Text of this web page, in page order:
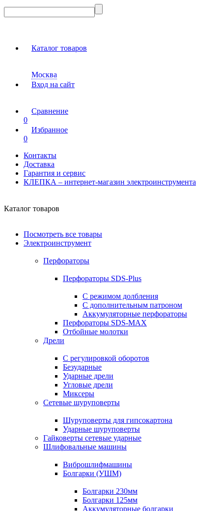
Каталог товаров
Москва
Вход на сайт
Сравнение
0
Избранное
0
Контакты
Доставка
Гарантия и сервис
КЛЕПКА – интернет-магазин электроинструмента
Каталог товаров
Посмотреть все товары
Электроинструмент
Перфораторы
Перфораторы SDS-Plus
С режимом долбления
С дополнительным патроном
Аккумуляторные перфораторы
Перфораторы SDS-MAX
Отбойные молотки
Дрели
С регулировкой оборотов
Безударные
Ударные дрели
Угловые дрели
Миксеры
Сетевые шуруповерты
Шуруповерты для гипсокартона
Ударные шуруповерты
Гайковерты сетевые ударные
Шлифовальные машины
Виброшлифмашины
Болгарки (УШМ)
Болгарки 230мм
Болгарки 125мм
Аккумуляторные болгарки